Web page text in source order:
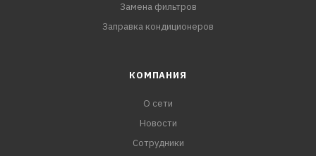
Замена фильтров
Заправка кондиционеров
КОМПАНИЯ
О сети
Новости
Сотрудники